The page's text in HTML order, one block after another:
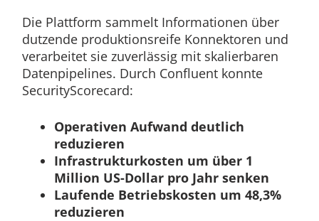
Die Plattform sammelt Informationen über
dutzende produktionsreife Konnektoren und
verarbeitet sie zuverlässig mit skalierbaren
Datenpipelines. Durch Confluent konnte
SecurityScorecard:
Operativen Aufwand deutlich
reduzieren
Infrastrukturkosten um über 1
Million US-Dollar pro Jahr senken
Laufende Betriebskosten um 48,3%
reduzieren